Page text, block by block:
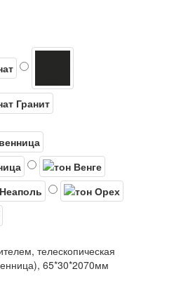
телескопическая
65*30*2070мм